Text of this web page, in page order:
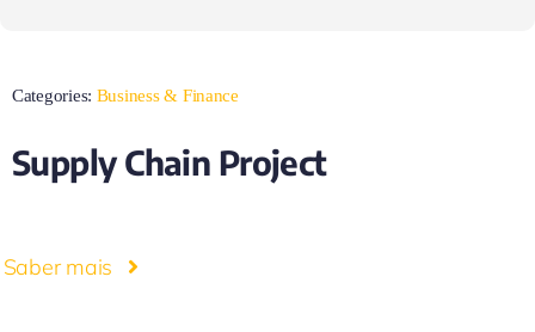
Categories: Business & Finance
Supply Chain Project
Saber mais